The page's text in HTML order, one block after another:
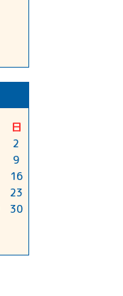
日
2
9
16
23
30